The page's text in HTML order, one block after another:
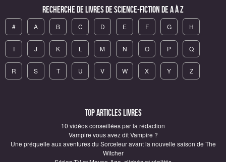
Recherche de Livres de science-fiction de A à Z
# A B C D E F G H
I J K L M N O P Q
R S T U V W X Y Z
Top articles Livres
10 vidéos conseillées par la rédaction
Vampire vous avez dit Vampire ?
Une préquelle aux aventures du Sorceleur avant la nouvelle saison de The
Witcher